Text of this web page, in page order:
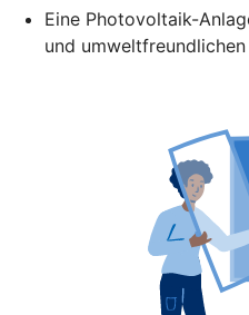
Eine Photovoltaik-
und